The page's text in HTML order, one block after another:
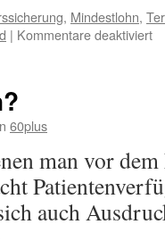
, Mindestlohn,
| Kommentare deaktiviert
60plus
man vor
auch